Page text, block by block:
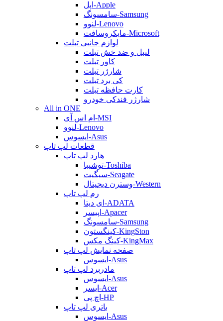
اپل-Apple
سامسونگ-Samsung
لنوو-Lenovo
مایکروسافت-Microsoft
لوازم جانبی تبلت
لیبل و ضد خش تبلت
کاور تبلت
شارژر تبلت
کی برد تبلت
کارت حافظه تبلت
شارژر فندکی خودرو
All in ONE
ام اس آی-MSI
لنوو-Lenovo
ایسوس-Asus
قطعات لپ تاپ
هارد لپ تاپ
توشیبا-Toshiba
سیگیت-Seagate
وسترن دیجیتال-Western
رم لپ تاپ
ای دیتا-ADATA
اپیسر-Apacer
سامسونگ-Samsung
کینگستون-KingSton
کینگ مکس-KingMax
صفحه نمایش لپ تاپ
ایسوس-Asus
مادربرد لپ تاپ
ایسوس-Asus
ایسر-Acer
اچ پی-HP
باتری لپ تاپ
ایسوس-Asus